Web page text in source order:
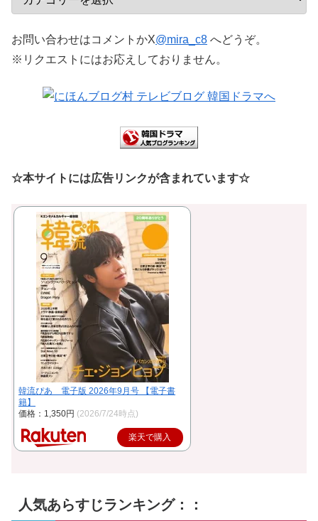
お問い合わせはコメントかX@mira_c8 へどうぞ。
※リクエストにはお応えしておりません。
☆本サイトには広告リンクが含まれています☆
韓流ぴあ 電子版 2026年9月号 【電子書
籍】
価格：1,350円 (2026/7/24時点)
楽天で購入
人気あらすじランキング：：